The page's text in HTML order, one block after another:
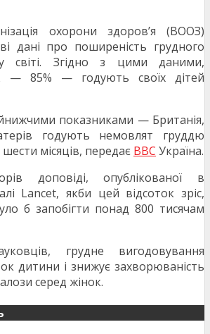
охорони здоров’я (ВООЗ)
дані про поширеність грудного
світі. Згідно з цими даними,
— 85% — годують своїх дітей
показниками — Британія,
годують немовлят груддю
місяців, передає BBC Україна.
доповіді, опублікованої в
Lancet, якби цей відсоток зріс,
б запобігти понад 800 тисячам
грудне вигодовування
дитини і знижує захворюваність
серед жінок.